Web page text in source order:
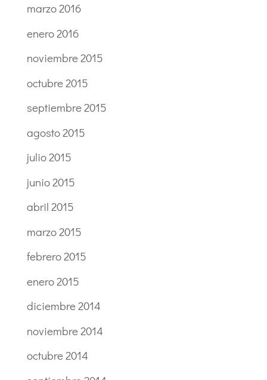
marzo 2016
enero 2016
noviembre 2015
octubre 2015
septiembre 2015
agosto 2015
julio 2015
junio 2015
abril 2015
marzo 2015
febrero 2015
enero 2015
diciembre 2014
noviembre 2014
octubre 2014